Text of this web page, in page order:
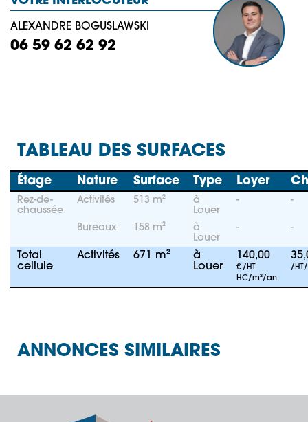
ALEXANDRE BOGUSLAWSKI
06 59 62 62 92
TABLEAU DES SURFACES
Étage Nature Surface Type Loyer
Rez-de-
chaussée
Activités 513 m²
à
Louer
- -
Bureaux 158 m²
à
Louer
- -
Total
cellule
Activités 671 m²
à
Louer
140,00
€ /HT
HC/m²/an
/
ANNONCES SIMILAIRES